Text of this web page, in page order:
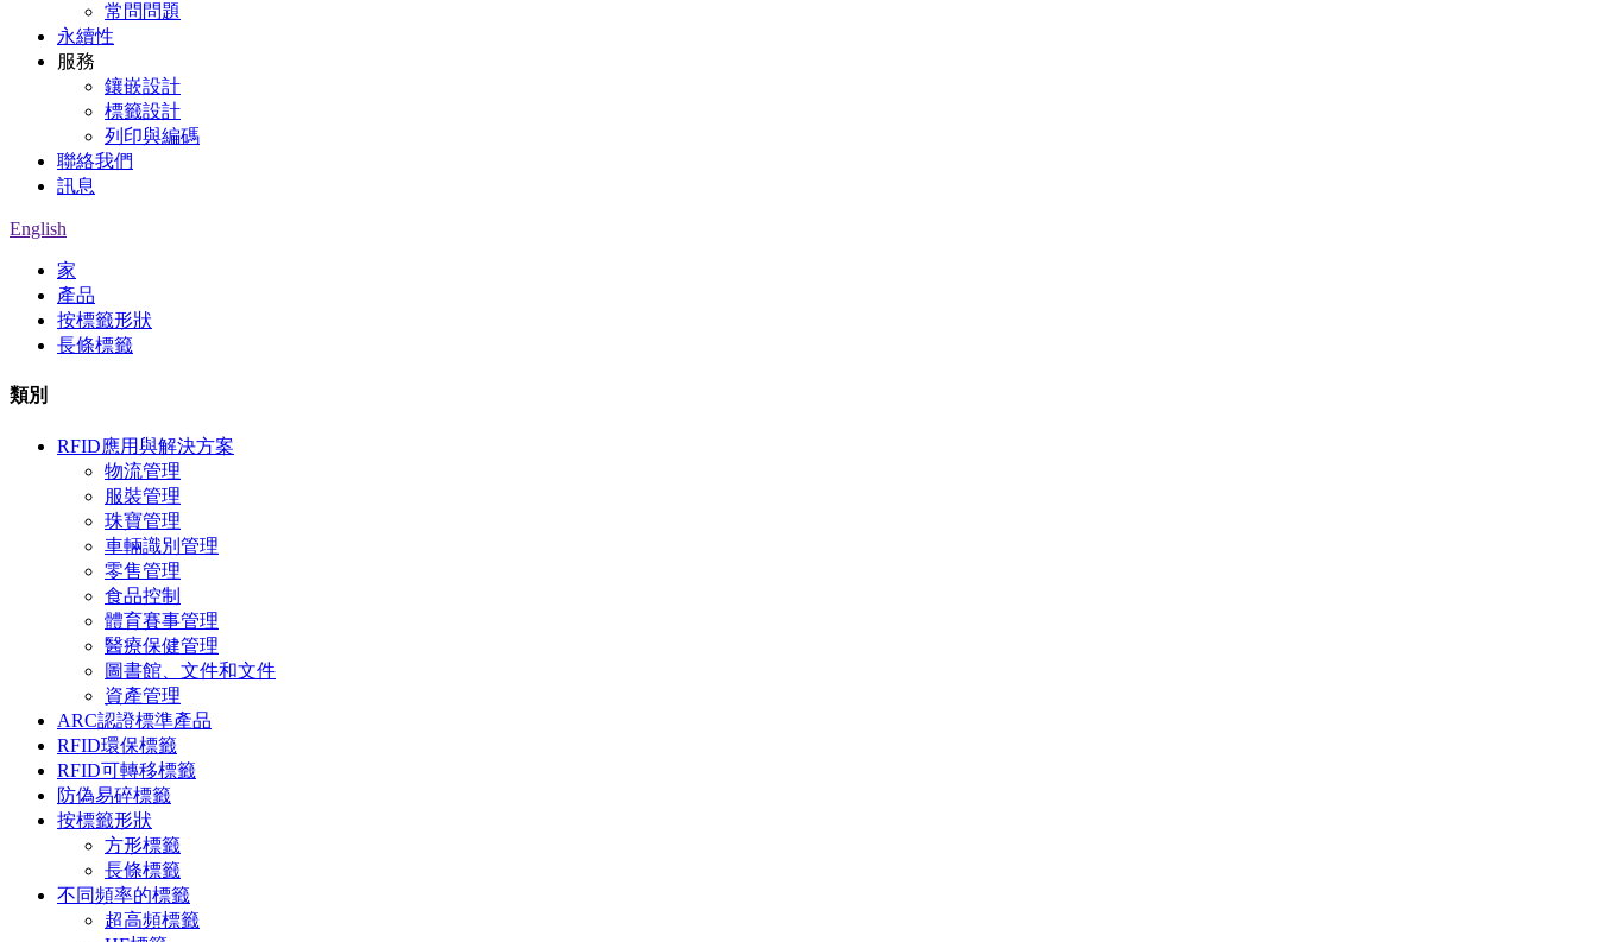
常問問題
永續性
服務
鑲嵌設計
標籤設計
列印與編碼
聯絡我們
訊息
English
家
產品
按標籤形狀
長條標籤
類別
RFID應用與解決方案
物流管理
服裝管理
珠寶管理
車輛識別管理
零售管理
食品控制
體育賽事管理
醫療保健管理
圖書館、文件和文件
資產管理
ARC認證標準產品
RFID環保標籤
RFID可轉移標籤
防偽易碎標籤
按標籤形狀
方形標籤
長條標籤
不同頻率的標籤
超高頻標籤